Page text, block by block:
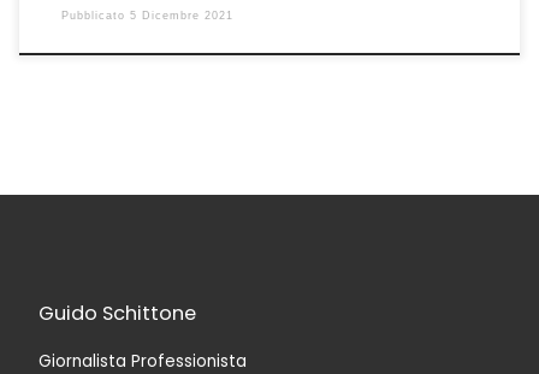
Pubblicato 5 Dicembre 2021
Guido Schittone
Giornalista Professionista